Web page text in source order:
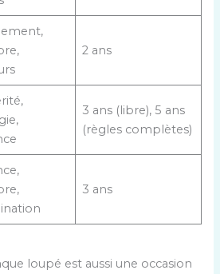
2 ans
3 ans (libre), 5 ans
(règles complètes)
3 ans
loupé est aussi une occasion